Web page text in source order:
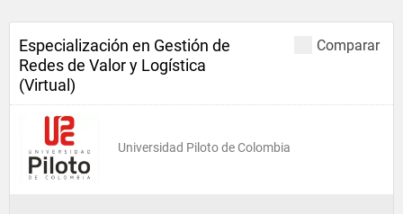
Comparar
Especialización en Gestión de
Redes de Valor y Logística
(Virtual)
Universidad Piloto de Colombia